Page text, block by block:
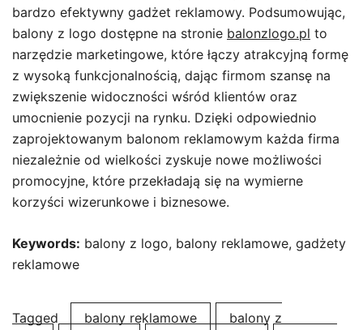
bardzo efektywny gadżet reklamowy. Podsumowując,
balony z logo dostępne na stronie balonzlogo.pl to
narzędzie marketingowe, które łączy atrakcyjną formę
z wysoką funkcjonalnością, dając firmom szansę na
zwiększenie widoczności wśród klientów oraz
umocnienie pozycji na rynku. Dzięki odpowiednio
zaprojektowanym balonom reklamowym każda firma
niezależnie od wielkości zyskuje nowe możliwości
promocyjne, które przekładają się na wymierne
korzyści wizerunkowe i biznesowe.
Keywords: balony z logo, balony reklamowe, gadżety
reklamowe
Tagged balony reklamowe
balony z